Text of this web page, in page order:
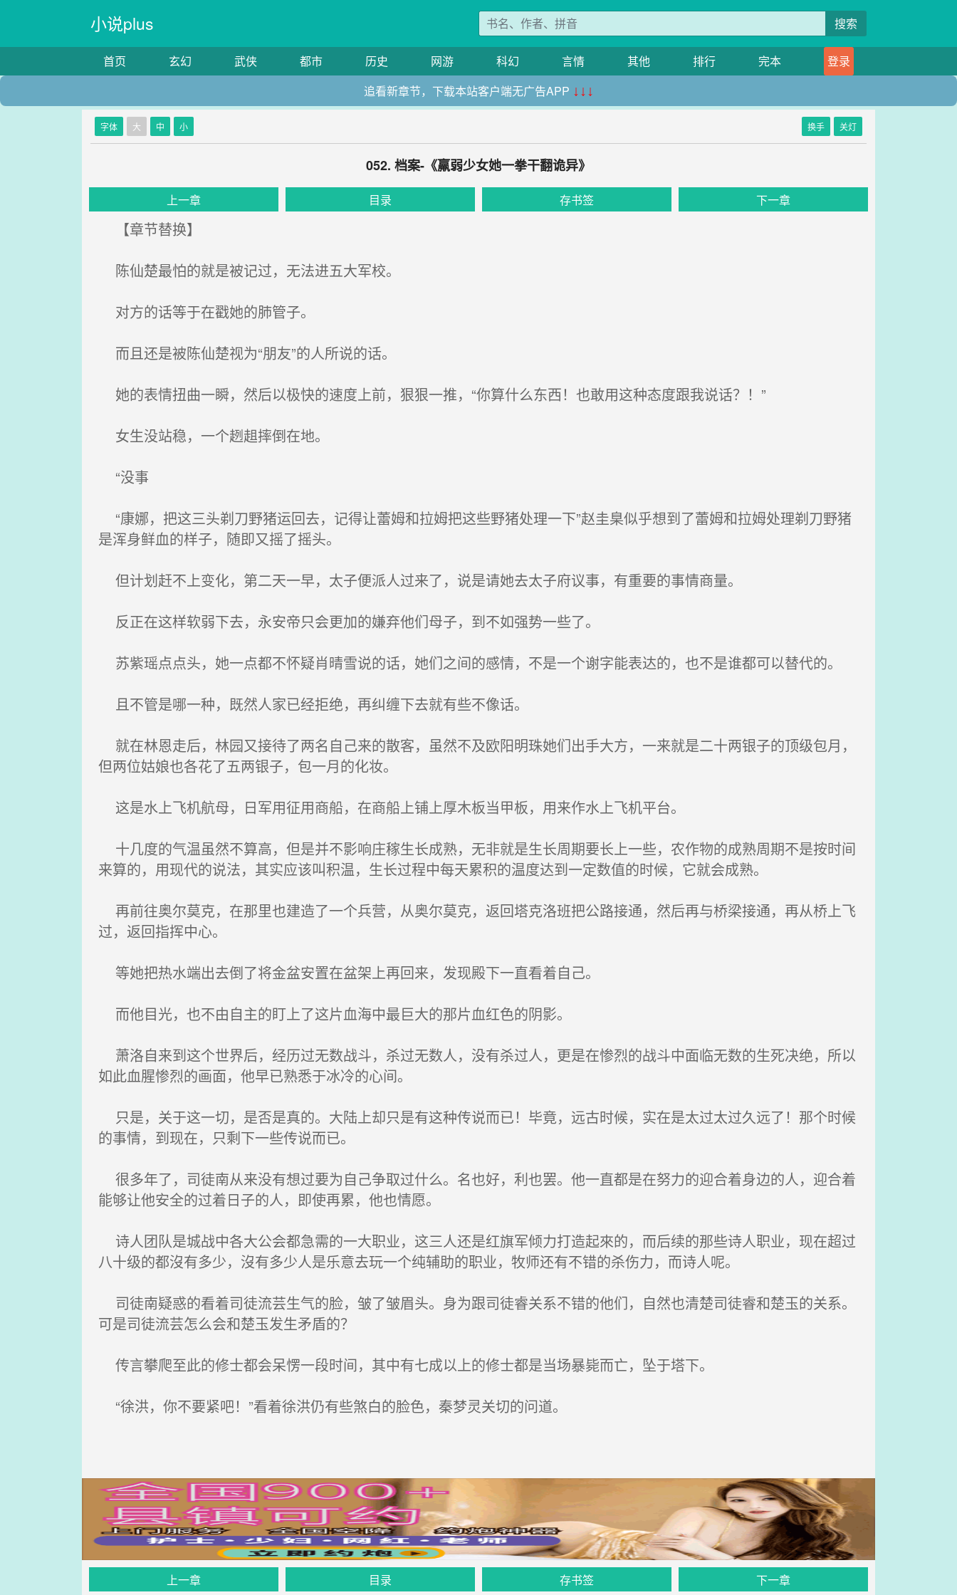
小说plus 搜索
首页 玄幻 武侠 都市 历史 网游 科幻 言情 其他 排行 完本
登录
追看新章节，下载本站客户端无广告APP ↓↓↓
字体 大 中 小 换手 关灯
052. 档案-《羸弱少女她一拳干翻诡异》
上一章 目录 存书签 下一章
【章节替换】
陈仙楚最怕的就是被记过，无法进五大军校。
对方的话等于在戳她的肺管子。
而且还是被陈仙楚视为“朋友”的人所说的话。
她的表情扭曲一瞬，然后以极快的速度上前，狠狠一推，“你算什么东西！也敢用这种态度跟我说话？！”
女生没站稳，一个趔趄摔倒在地。
“没事
“康娜，把这三头剃刀野猪运回去，记得让蕾姆和拉姆把这些野猪处理一下”赵圭臬似乎想到了蕾姆和拉姆处理剃刀野猪
是浑身鲜血的样子，随即又摇了摇头。
但计划赶不上变化，第二天一早，太子便派人过来了，说是请她去太子府议事，有重要的事情商量。
反正在这样软弱下去，永安帝只会更加的嫌弃他们母子，到不如强势一些了。
苏紫瑶点点头，她一点都不怀疑肖晴雪说的话，她们之间的感情，不是一个谢字能表达的，也不是谁都可以替代的。
且不管是哪一种，既然人家已经拒绝，再纠缠下去就有些不像话。
就在林恩走后，林园又接待了两名自己来的散客，虽然不及欧阳明珠她们出手大方，一来就是二十两银子的顶级包月，
但两位姑娘也各花了五两银子，包一月的化妆。
这是水上飞机航母，日军用征用商船，在商船上铺上厚木板当甲板，用来作水上飞机平台。
十几度的气温虽然不算高，但是并不影响庄稼生长成熟，无非就是生长周期要长上一些，农作物的成熟周期不是按时间
来算的，用现代的说法，其实应该叫积温，生长过程中每天累积的温度达到一定数值的时候，它就会成熟。
再前往奥尔莫克，在那里也建造了一个兵营，从奥尔莫克，返回塔克洛班把公路接通，然后再与桥梁接通，再从桥上飞
过，返回指挥中心。
等她把热水端出去倒了将金盆安置在盆架上再回来，发现殿下一直看着自己。
而他目光，也不由自主的盯上了这片血海中最巨大的那片血红色的阴影。
萧洛自来到这个世界后，经历过无数战斗，杀过无数人，没有杀过人，更是在惨烈的战斗中面临无数的生死决绝，所以
如此血腥惨烈的画面，他早已熟悉于冰冷的心间。
只是，关于这一切，是否是真的。大陆上却只是有这种传说而已！毕竟，远古时候，实在是太过太过久远了！那个时候
的事情，到现在，只剩下一些传说而已。
很多年了，司徒南从来没有想过要为自己争取过什么。名也好，利也罢。他一直都是在努力的迎合着身边的人，迎合着
能够让他安全的过着日子的人，即使再累，他也情愿。
诗人团队是城战中各大公会都急需的一大职业，这三人还是红旗军倾力打造起來的，而后续的那些诗人职业，现在超过
八十级的都沒有多少，沒有多少人是乐意去玩一个纯辅助的职业，牧师还有不错的杀伤力，而诗人呢。
司徒南疑惑的看着司徒流芸生气的脸，皱了皱眉头。身为跟司徒睿关系不错的他们，自然也清楚司徒睿和楚玉的关系。
可是司徒流芸怎么会和楚玉发生矛盾的？
传言攀爬至此的修士都会呆愣一段时间，其中有七成以上的修士都是当场暴毙而亡，坠于塔下。
“徐洪，你不要紧吧！”看着徐洪仍有些煞白的脸色，秦梦灵关切的问道。
上一章 目录 存书签 下一章